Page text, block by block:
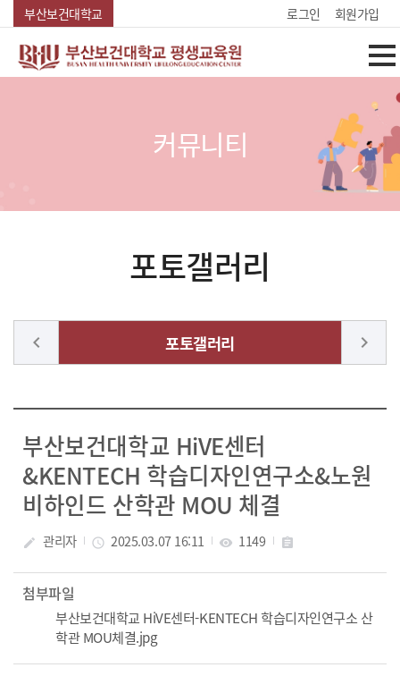
Skip Menu
부산보건대학교 로그인 회원가입
커뮤니티
포토갤러리
포토갤러리
chevron_left chevron_right
부산보건대학교 HiVE센터
&KENTECH 학습디자인연구소&노원
비하인드 산학관 MOU 체결
create 관리자 access_time 2025.03.07 16:11 visibility 1149 assignment
첨부파일
부산보건대학교 HiVE센터-KENTECH 학습디자인연구소 산
학관 MOU체결.jpg